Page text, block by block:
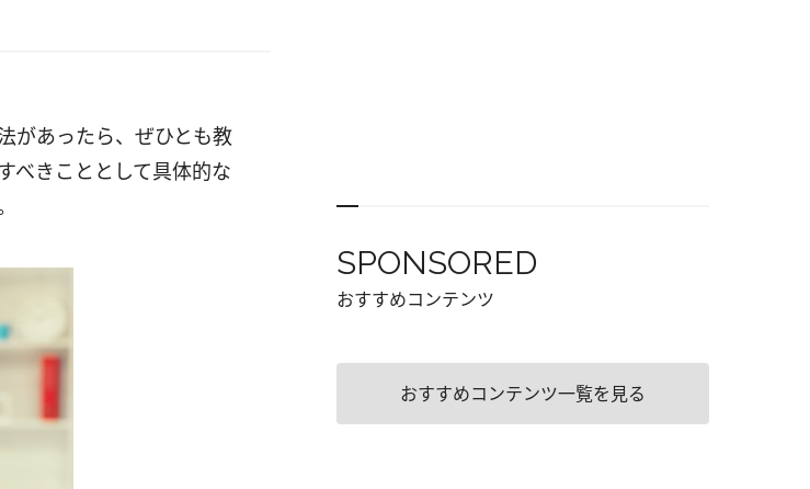
があったら、ぜひとも教
べきこととして具体的な
SPONSORED
おすすめコンテンツ
おすすめコンテンツ一覧を見る